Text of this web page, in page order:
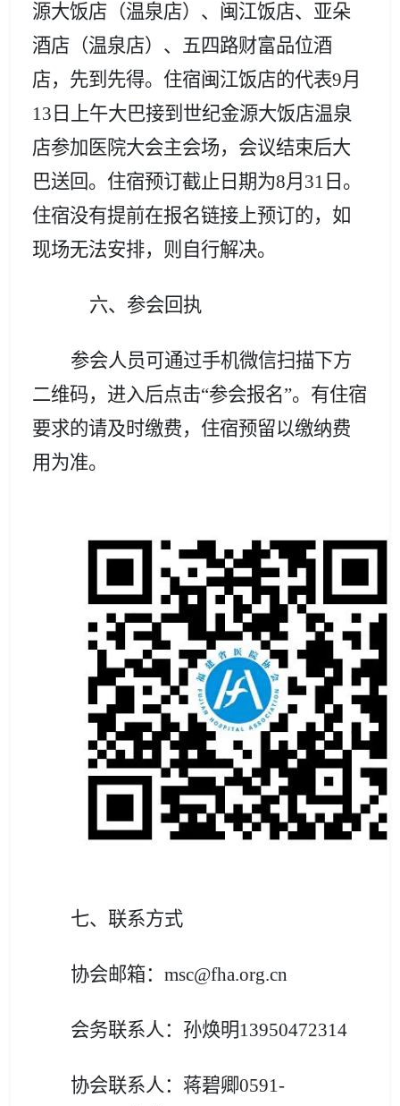
源大饭店（温泉店）、闽江饭店、亚朵
酒店（温泉店）、五四路财富品位酒
店，先到先得。住宿闽江饭店的代表9月
13日上午大巴接到世纪金源大饭店温泉
店参加医院大会主会场，会议结束后大
巴送回。住宿预订截止日期为8月31日。
住宿没有提前在报名链接上预订的，如
现场无法安排，则自行解决。
六、参会回执
参会人员可通过手机微信扫描下方
二维码，进入后点击“参会报名”。有住宿
要求的请及时缴费，住宿预留以缴纳费
用为准。
七、联系方式
协会邮箱：msc@fha.org.cn
会务联系人：孙焕明13950472314
协会联系人：蒋碧卿0591-